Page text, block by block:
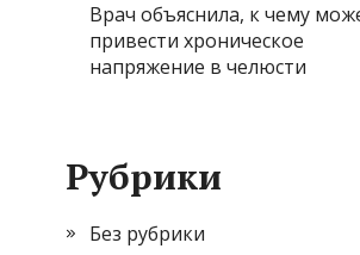
Врач объяснила, к чему
привести хроническое
напряжение в челюсти
Рубрики
Без рубрики